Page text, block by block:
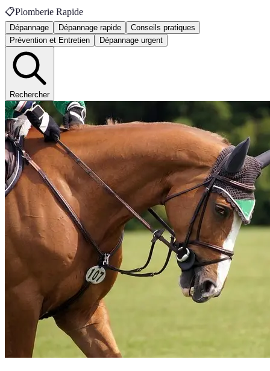
📋Plomberie Rapide
Dépannage Dépannage rapide
Conseils pratiques
Prévention et Entretien
Dépannage urgent
Rechercher